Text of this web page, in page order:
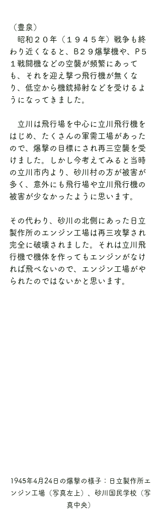
（豊泉）
昭和２０年（１９４５年）戦争も終
わり近くなると、B２９爆撃機や、P５
１戦闘機などの空襲が頻繁にあって
も、それを迎え撃つ飛行機が無くな
り、低空から機銃掃射などを受けるよ
うになってきました。
立川は飛行場を中心に立川飛行機を
はじめ、たくさんの軍需工場があった
ので、爆撃の目標にされ再三空襲を受
けました。しかし今考えてみると当時
の立川市内より、砂川村の方が被害が
多く、意外にも飛行場や立川飛行機の
被害が少なかったように思います。
その代わり、砂川の北側にあった日立
製作所のエンジン工場は再三攻撃され
完全に破壊されました。それは立川飛
行機で機体を作ってもエンジンがなけ
れば飛べないので、エンジン工場がや
られたのではないかと思います。
1945年4月24日の爆撃の様子：日立製作所エ
ンジン工場（写真左上）、砂川国民学校（写
真中央）